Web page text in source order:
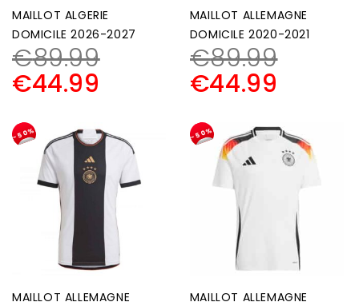
MAILLOT ALGERIE
DOMICILE 2026-2027
€89.99
€44.99
MAILLOT ALLEMAGNE
DOMICILE 2020-2021
€89.99
€44.99
-50%
MAILLOT ALLEMAGNE
-50%
MAILLOT ALLEMAGNE